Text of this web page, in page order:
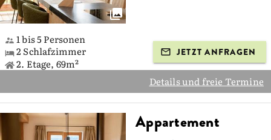
1 bis 5 Personen
2 Schlafzimmer
2. Etage, 69m²
JETZT ANFRAGEN
Details und freie Termine
Appartement